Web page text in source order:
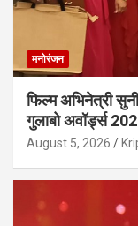
मनोरंजन
फिल्म अभिनेत्री
गुलाबो अवॉर्ड्स
August 5, 2026